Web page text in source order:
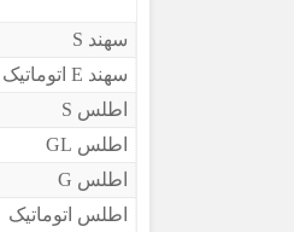
سهند S
سهند E اتوماتیک
اطلس S
اطلس GL
اطلس G
اطلس اتوماتیک